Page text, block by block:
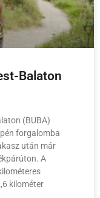
Balaton
(BUBA)
forgalomba
után már
A
kilométer